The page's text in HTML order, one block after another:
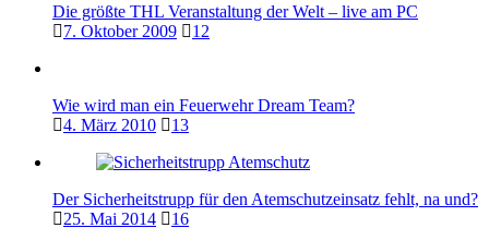
Die größte THL Veranstaltung der Welt – live am PC
7. Oktober 2009
12
Wie wird man ein Feuerwehr Dream Team?
4. März 2010
13
Der Sicherheitstrupp für den Atemschutzeinsatz fehlt, na und?
25. Mai 2014
16